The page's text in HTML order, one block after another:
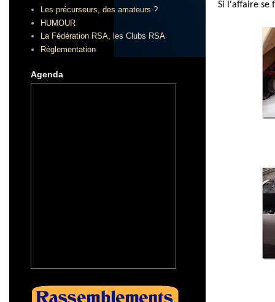
Si l'affaire se
Les précurseurs, des amateurs ?
HUMOUR
La Fédération RSA, les Clubs RSA
Réglementation
Agenda